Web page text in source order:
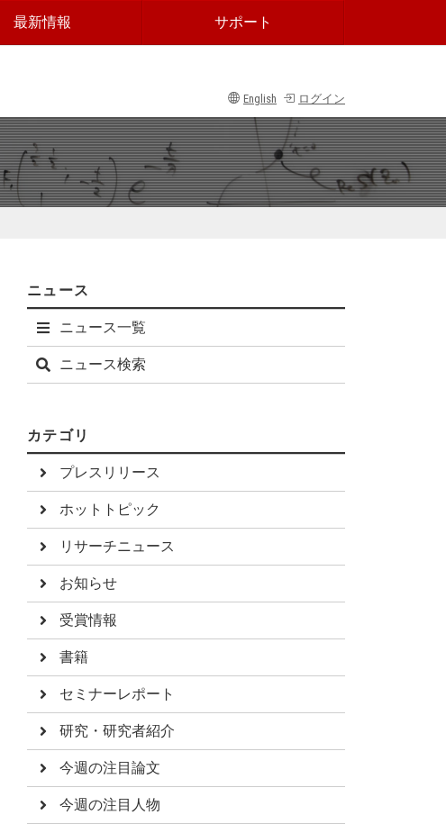
最新情報 サポート
English ログイン
ニュース
ニュース一覧
ニュース検索
カテゴリ
プレスリリース
ホットトピック
リサーチニュース
お知らせ
受賞情報
書籍
セミナーレポート
研究・研究者紹介
今週の注目論文
今週の注目人物